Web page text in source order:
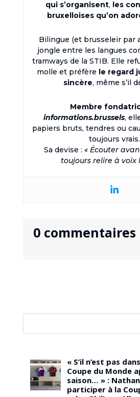
qui s’organisent, les
bruxelloises qu’on
Bilingue (et brusseleir par
jongle entre les langues
tramways de la STIB. Elle
molle et préfère le regard
sincère, même s’il
Membre
informations.brussels,
papiers bruts, tendres ou
toujours vrais.
Sa devise :« Écouter
toujours relire à voix
0 commentaires
« S’il n’est pas
Coupe du Monde
saison… » :
participer à la